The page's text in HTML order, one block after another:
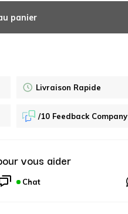
panier
Livraison Rapide
/10 Feedback Company
vous aider
Chat